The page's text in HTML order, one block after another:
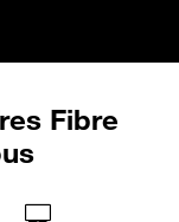
Fibre